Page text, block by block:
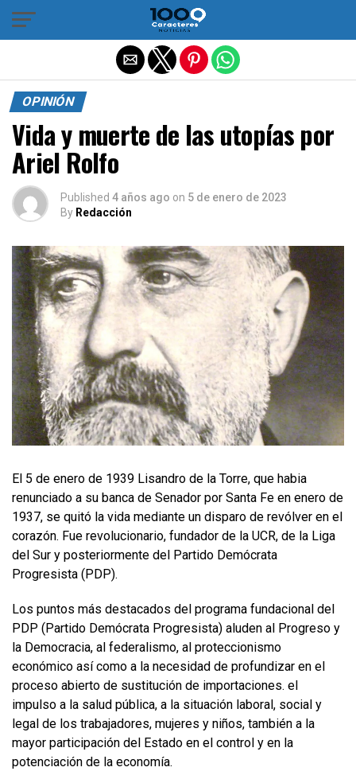
OPINIÓN
Vida y muerte de las utopías por
Ariel Rolfo
Published 4 años ago on 5 de enero de 2023
By Redacción
El 5 de enero de 1939 Lisandro de la Torre, que habia
renunciado a su banca de Senador por Santa Fe en enero de
1937, se quitó la vida mediante un disparo de revólver en el
corazón. Fue revolucionario, fundador de la UCR, de la Liga
del Sur y posteriormente del Partido Demócrata
Progresista (PDP).
Los puntos más destacados del programa fundacional del
PDP (Partido Demócrata Progresista) aluden al Progreso y
la Democracia, al federalismo, al proteccionismo
económico así como a la necesidad de profundizar en el
proceso abierto de sustitución de importaciones. el
impulso a la salud pública, a la situación laboral, social y
legal de los trabajadores, mujeres y niños, también a la
mayor participación del Estado en el control y en la
potenciación de la economía.
Salir de la versión móvil